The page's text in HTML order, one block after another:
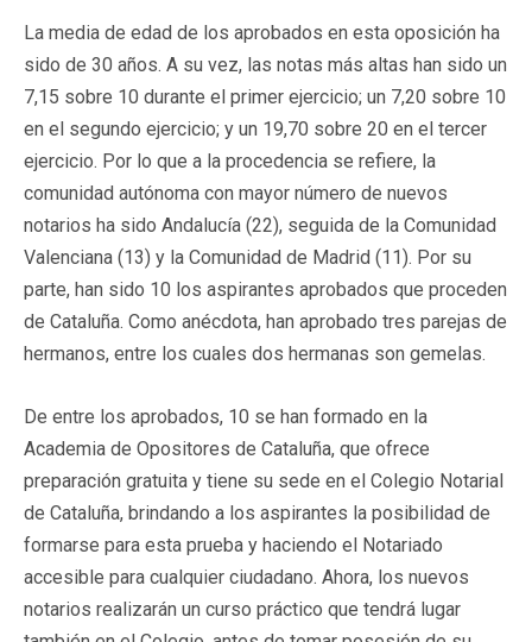
La media de edad de los aprobados en esta oposición ha
sido de 30 años. A su vez, las notas más altas han sido un
7,15 sobre 10 durante el primer ejercicio; un 7,20 sobre 10
en el segundo ejercicio; y un 19,70 sobre 20 en el tercer
ejercicio. Por lo que a la procedencia se refiere, la
comunidad autónoma con mayor número de nuevos
notarios ha sido Andalucía (22), seguida de la Comunidad
Valenciana (13) y la Comunidad de Madrid (11). Por su
parte, han sido 10 los aspirantes aprobados que proceden
de Cataluña. Como anécdota, han aprobado tres parejas de
hermanos, entre los cuales dos hermanas son gemelas.
De entre los aprobados, 10 se han formado en la
Academia de Opositores de Cataluña, que ofrece
preparación gratuita y tiene su sede en el Colegio Notarial
de Cataluña, brindando a los aspirantes la posibilidad de
formarse para esta prueba y haciendo el Notariado
accesible para cualquier ciudadano. Ahora, los nuevos
notarios realizarán un curso práctico que tendrá lugar